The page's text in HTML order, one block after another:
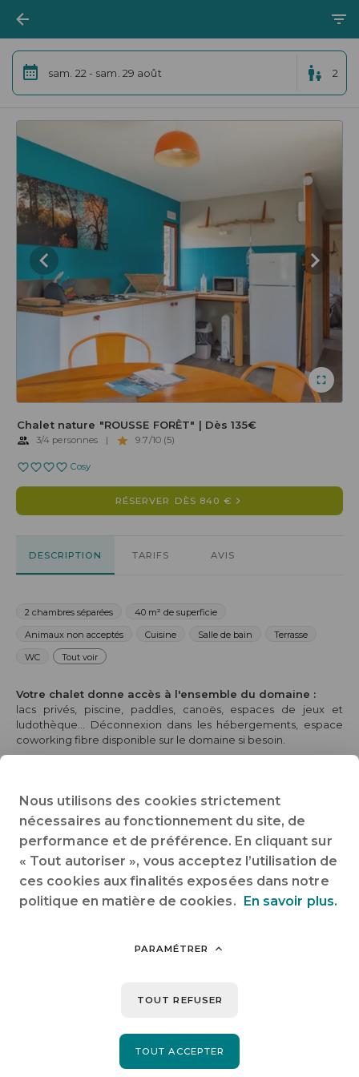
sam. 22 - sam. 29 août 2
Chalet nature "ROUSSE FORÊT" | Dès 135€
3/4 personnes | 9.7/10 (5)
Cosy
RÉSERVER DÈS 840 €
DESCRIPTION TARIFS AVIS
2 chambres séparées
40 m² de superficie
Animaux non acceptés
Cuisine Salle de bain
Terrasse
WC
Tout voir
Votre chalet donne accès à l'ensemble du domaine :
lacs privés, piscine, paddles, canoës, espaces de jeux et
ludothèque... Déconnexion dans les hébergements, espace
coworking fibre disponible sur le domaine si besoin.
2 nuits minimum
☀️ VACANCES D'ÉTÉ PLUS : 5 OU 7 NUITS À PARTIR DU 22
👶🏻 KIT BÉBÉ GRATUIT Un lit bébé possible dans la chambre
parentale ou la chambre enfant.
Nous utilisons des cookies strictement
nécessaires au fonctionnement du site, de
performance et de préférence. En cliquant sur
« Tout autoriser », vous acceptez l’utilisation de
ces cookies aux finalités exposées dans notre
politique en matière de cookies. En savoir plus.
PARAMÉTRER
TOUT REFUSER
TOUT ACCEPTER